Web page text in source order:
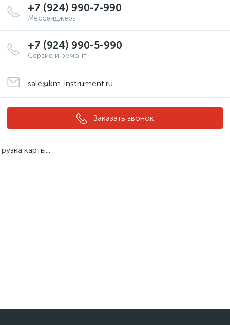
+7 (924) 990-7-990
Мессенджеры
+7 (924) 990-5-990
Сервис и ремонт
sale@km-instrument.ru
Заказать звонок
карты...